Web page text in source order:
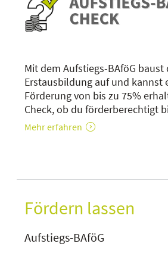
Mit dem Aufstiegs-BAföG
Erstausbildung auf und kannst
Förderung von bis zu 75%
Check, ob du förderberechtigt
Mehr erfahren
Fördern lassen
Aufstiegs-BAföG